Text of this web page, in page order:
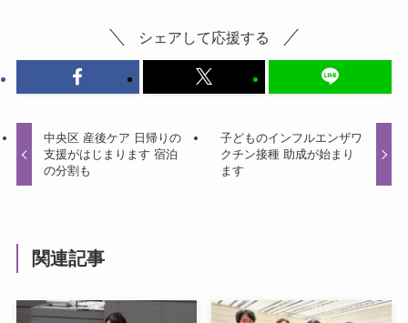
シェアして応援する
中央区 産後ケア 日帰りの
支援がはじまります 宿泊
の分割も
子どものインフルエンザワ
クチン接種 助成が始まり
ます
関連記事